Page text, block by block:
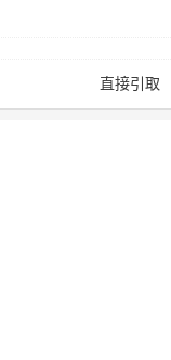
直接引取